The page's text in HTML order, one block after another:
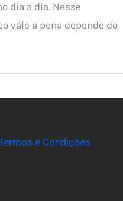
dia a dia. Nesse
vale a pena depende do
e Condições